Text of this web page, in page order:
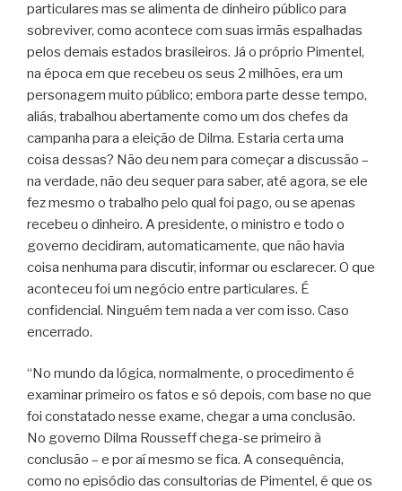
particulares mas se alimenta de dinheiro público para
sobreviver, como acontece com suas irmãs espalhadas
pelos demais estados brasileiros. Já o próprio Pimentel,
na época em que recebeu os seus 2 milhões, era um
personagem muito público; embora parte desse tempo,
aliás, trabalhou abertamente como um dos chefes da
campanha para a eleição de Dilma. Estaria certa uma
coisa dessas? Não deu nem para começar a discussão –
na verdade, não deu sequer para saber, até agora, se ele
fez mesmo o trabalho pelo qual foi pago, ou se apenas
recebeu o dinheiro. A presidente, o ministro e todo o
governo decidiram, automaticamente, que não havia
coisa nenhuma para discutir, informar ou esclarecer. O que
aconteceu foi um negócio entre particulares. É
confidencial. Ninguém tem nada a ver com isso. Caso
encerrado.
“No mundo da lógica, normalmente, o procedimento é
examinar primeiro os fatos e só depois, com base no que
foi constatado nesse exame, chegar a uma conclusão.
No governo Dilma Rousseff chega-se primeiro à
conclusão – e por aí mesmo se fica. A consequência,
como no episódio das consultorias de Pimentel, é que os